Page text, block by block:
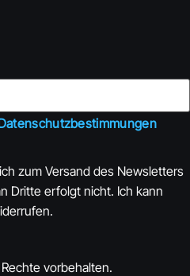
zum Versand des Newsletters
Dritte erfolgt nicht. Ich kann
vorbehalten.